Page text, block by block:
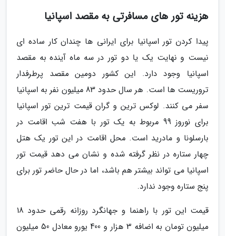
هزینه تور های مسافرتی به مقصد اسپانیا
پیدا کردن تور اسپانیا برای ایرانی ها چندان کار ساده ای
نیست و نهایت یک یا دو تور در سه ماه آینده به مقصد
اسپانیا وجود دارد. این کشور دومین مقصد پرطرفدار
تروریست ها است. هر سال حدود 83 میلیون نفر به اسپانیا
سفر می کنند. لوکس ترین و گران قیمت ترین تور اسپانیا
برای نوروز 99 مربوط به یک تور با هفت شب اقامت در
بارسلونا و مادرید است. محل اقامت در این تور یک هتل
چهار ستاره در نظر گرفته شده و نشان می دهد قیمت تور
اسپانیا می تواند بیشتر هم باشد، اما در حال حاضر تور برای
پنج ستاره وجود ندارد.
قیمت این تور با راهنما و جهانگرد روزانه رقمی حدود 18
میلیون تومان به اضافه 3 هزار و 400 یورو معادل 50 میلیون